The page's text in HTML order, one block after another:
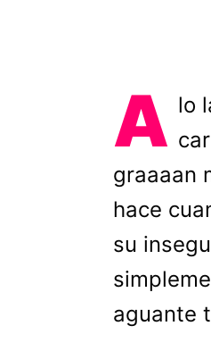
A lo
graaaan
hace
su
aguante